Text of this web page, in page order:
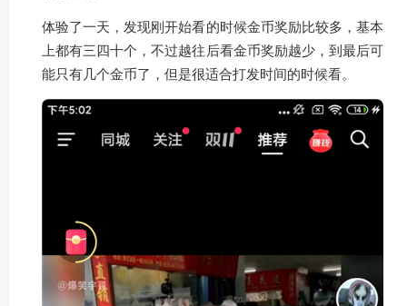
体验了一天，发现刚开始看的时候金币奖励比较多，基本
上都有三四十个，不过越往后看金币奖励越少，到最后可
能只有几个金币了，但是很适合打发时间的时候看。